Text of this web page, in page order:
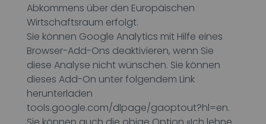
Abkommens über den Europäischen
Wirtschaftsraum erfolgt.
Sie können Google Analytics mit Hilfe eines
Browser-Add-Ons deaktivieren, wenn Sie
diese Analyse nicht wünschen. Sie können
dieses Add-On unter folgendem Link
herunterladen
tools.google.com/dlpage/gaoptout?hl=en.